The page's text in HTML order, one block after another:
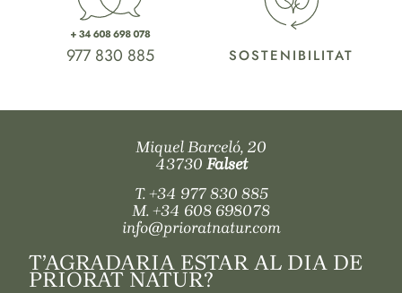
977 830 885 SOSTENIBILITAT
Miquel Barceló, 20
43730 Falset
T.+34 977 830 885
M. +34 608 698078
info@prioratnatur.com
T’AGRADARIA ESTAR AL DIA DE
PRIORAT NATUR?